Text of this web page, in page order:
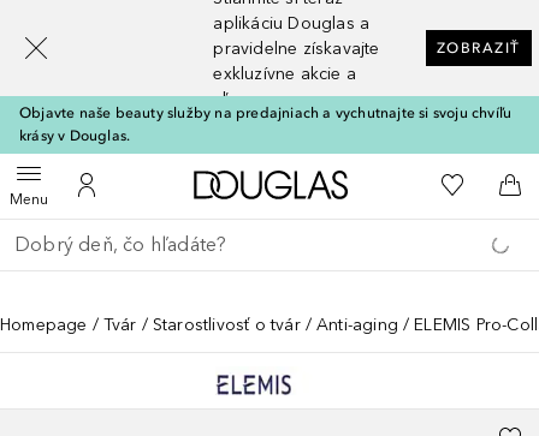
aplikáciu Douglas a
pravidelne získavajte
exkluzívne akcie a
zľavy
ZOBRAZIŤ
Objavte naše beauty služby na predajniach a vychutnajte si svoju chvíľu
krásy v Douglas.
MenuOtvoriť menuDo môjho účtu
Domov Do môjho
Do
Choď späť
Vykonajte vyhľadávanie
Homepage Tvár Starostlivosť o tvár Anti-aging ELEMIS Pro-
[navigation.slideout.screenreader]